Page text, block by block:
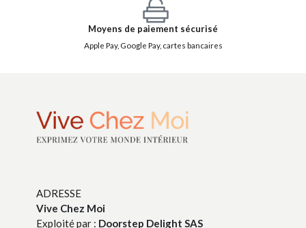
Moyens de paiement sécurisé
Apple Pay, Google Pay, cartes bancaires
ADRESSE
Vive Chez Moi
Exploité par : Doorstep Delight SAS